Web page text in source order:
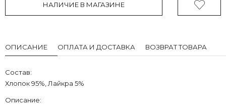
НАЛИЧИЕ В МАГАЗИНЕ
ОПИСАНИЕ ОПЛАТА И ДОСТАВКА ВОЗВРАТ ТОВАРА
Состав:
Хлопок 95%, Лайкра 5%
Описание: